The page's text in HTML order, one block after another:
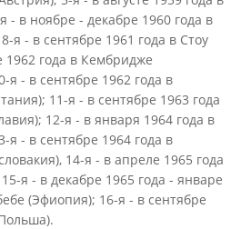
- в ноябре - декабре 1960 года в
я - в сентябре 1961 года в Стоу
1962 года в Кембридже
я - в сентябре 1962 года в
11-я - в сентябре 1963 года
12-я - в января 1964 года в
я - в сентябре 1964 года в
14-я - в апреле 1965 года
я - в декабре 1965 года - январе
(Эфиопия); 16-я - в сентябре